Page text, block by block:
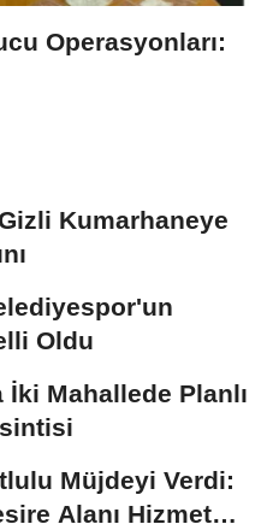
Operasyonları:
Kumarhaneye
Oldu
Mahallede Planlı
Müjdeyi Verdi:
Alanı Hizmete